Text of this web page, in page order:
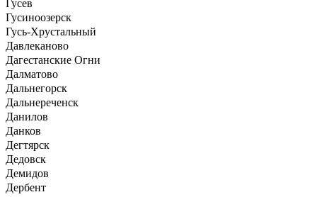
Гусев
Гусиноозерск
Гусь-Хрустальный
Давлеканово
Дагестанские Огни
Далматово
Дальнегорск
Дальнереченск
Данилов
Данков
Дегтярск
Дедовск
Демидов
Дербент